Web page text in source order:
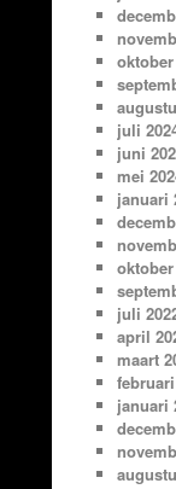
oktober
juli
juni
mei
januari
oktober
juli
april
maart
januari